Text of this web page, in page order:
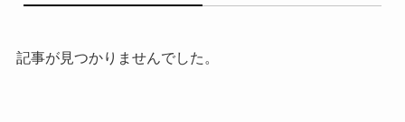
記事が見つかりませんでした。